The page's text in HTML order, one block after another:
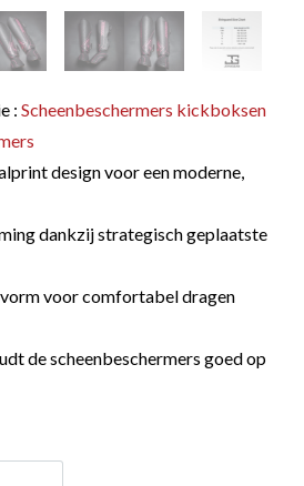
:Scheenbeschermers kickboksen
design voor een moderne,
dankzij strategisch geplaatste
voor comfortabel dragen
de scheenbeschermers goed op